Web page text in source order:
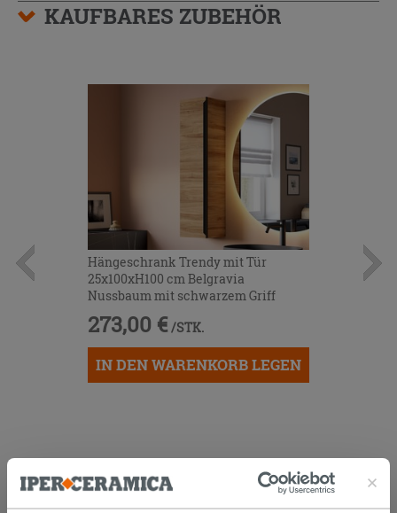
KAUFBARES ZUBEHÖR
Hängeschrank Trendy mit Tür
25x100xH100 cm Belgravia
Nussbaum mit schwarzem Griff
273,00 € /STK.
IN DEN WARENKORB LEGEN